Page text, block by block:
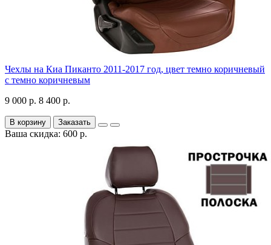
Чехлы на Киа Пиканто 2011-2017 год, цвет темно коричневый
с темно коричневым
9 000 р. 8 400 р.
В корзину Заказать
Ваша скидка: 600 р.